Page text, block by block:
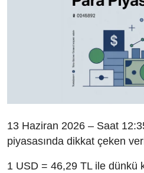
13 Haziran 2026 – Saat
piyasasında dikkat çeken
1 USD = 46,29 TL ile dünkü